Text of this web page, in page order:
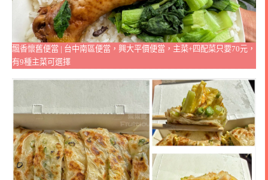
飄香懷舊便當 | 台中南區便當，興大平價便當，主菜+四配菜只要70元，
有9種主菜可選擇